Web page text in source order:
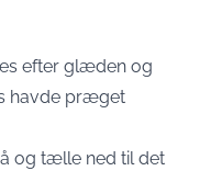
efter glæden og
havde præget
og tælle ned til det